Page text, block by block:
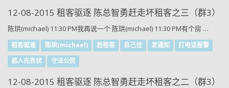
12-08-2015 租客驱逐 陈总智勇赶走坏租客之三（群3）
陈珙(michael) 11:30 PM我再说一个 陈珙(michael) 11:30 PM有个房 …
租客驱逐 陈珙(michael) 赶租客 自己住 发通知
打电话报警
恶人先告状
守法公民
12-08-2015 租客驱逐 陈总智勇赶走坏租客之二（群3）